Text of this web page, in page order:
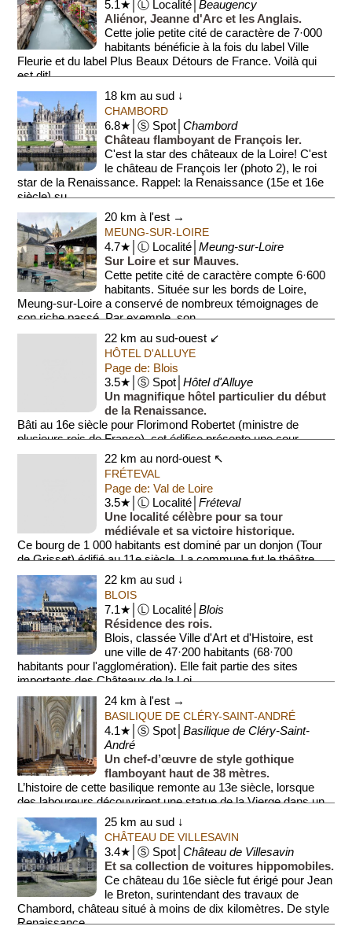
5.1★│Ⓛ Localité│Beaugency
Aliénor, Jeanne d'Arc et les Anglais.
Cette jolie petite cité de caractère de 7·000
habitants bénéficie à la fois du label Ville
Fleurie et du label Plus Beaux Détours de France. Voilà qui
est dit!...
18 km au sud ↓
CHAMBORD
6.8★│Ⓢ Spot│Chambord
Château flamboyant de François Ier.
C'est la star des châteaux de la Loire! C'est
le château de François Ier (photo 2), le roi
star de la Renaissance. Rappel: la Renaissance (15e et 16e
siècle) su...
20 km à l'est →
MEUNG-SUR-LOIRE
4.7★│Ⓛ Localité│Meung-sur-Loire
Sur Loire et sur Mauves.
Cette petite cité de caractère compte 6·600
habitants. Située sur les bords de Loire,
Meung-sur-Loire a conservé de nombreux témoignages de
son riche passé. Par exemple, son...
22 km au sud-ouest ↙
HÔTEL D'ALLUYE
Page de: Blois
3.5★│Ⓢ Spot│Hôtel d'Alluye
Un magnifique hôtel particulier du début
de la Renaissance.
Bâti au 16e siècle pour Florimond Robertet (ministre de
plusieurs rois de France), cet édifice présente une cour
intérieure ornée d'arca...22 km au nord-ouest ↖
FRÉTEVAL
Page de: Val de Loire
3.5★│Ⓛ Localité│Fréteval
Une localité célèbre pour sa tour
médiévale et sa victoire historique.
Ce bourg de 1 000 habitants est dominé par un donjon (Tour
de Grisset) édifié au 11e siècle. La commune fut le théâtre
d'u...
22 km au sud ↓
BLOIS
7.1★│Ⓛ Localité│Blois
Résidence des rois.
Blois, classée Ville d'Art et d'Histoire, est
une ville de 47·200 habitants (68·700
habitants pour l'agglomération). Elle fait partie des sites
importants des Châteaux de la Loi...
24 km à l'est →
BASILIQUE DE CLÉRY-SAINT-ANDRÉ
4.1★│Ⓢ Spot│Basilique de Cléry-Saint-
André
Un chef-d’œuvre de style gothique
flamboyant haut de 38 mètres.
L’histoire de cette basilique remonte au 13e siècle, lorsque
des laboureurs découvrirent une statue de la Vierge dans un
champ voi...
25 km au sud ↓
CHÂTEAU DE VILLESAVIN
3.4★│Ⓢ Spot│Château de Villesavin
Et sa collection de voitures hippomobiles.
Ce château du 16e siècle fut érigé pour Jean
le Breton, surintendant des travaux de
Chambord, château situé à moins de dix kilomètres. De style
Renaissance...